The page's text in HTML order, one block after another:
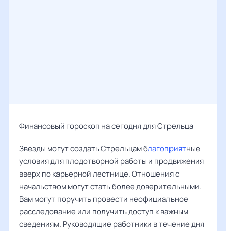
Финансовый гороскоп на сегодня для Стрельца
Звезды могут создать Стрельцам благоприятные
условия для плодотворной работы и продвижения
вверх по карьерной лестнице. Отношения с
начальством могут стать более доверительными.
Вам могут поручить провести неофициальное
расследование или получить доступ к важным
сведениям. Руководящие работники в течение дня